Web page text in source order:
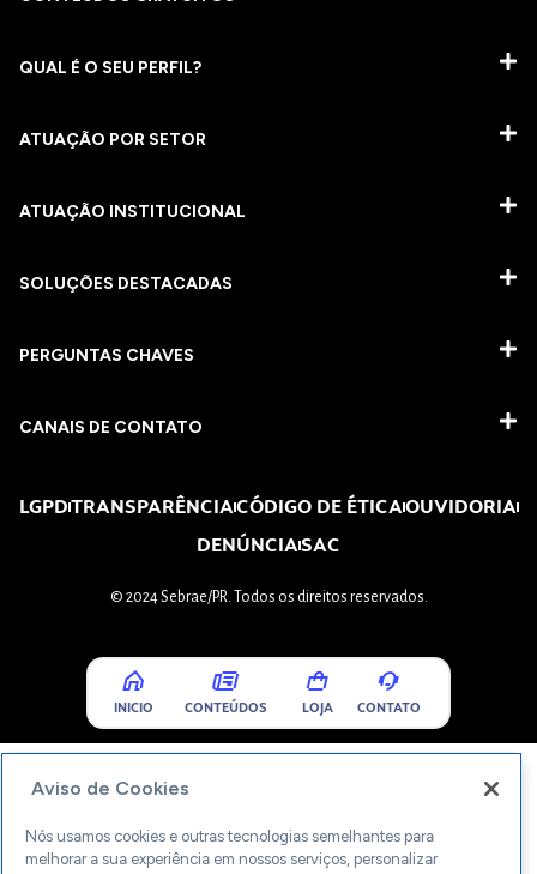
QUAL É O SEU PERFIL?
ATUAÇÃO POR SETOR
ATUAÇÃO INSTITUCIONAL
SOLUÇÕES DESTACADAS
PERGUNTAS CHAVES​
CANAIS DE CONTATO
LGPDTRANSPARÊNCIACÓDIGO DE ÉTICAOUVIDORIA
DENÚNCIASAC
© 2024 Sebrae/PR. Todos os direitos reservados.
INICIO CONTEÚDOS LOJA CONTATO
Aviso de Cookies
Nós usamos cookies e outras tecnologias semelhantes para
melhorar a sua experiência em nossos serviços, personalizar